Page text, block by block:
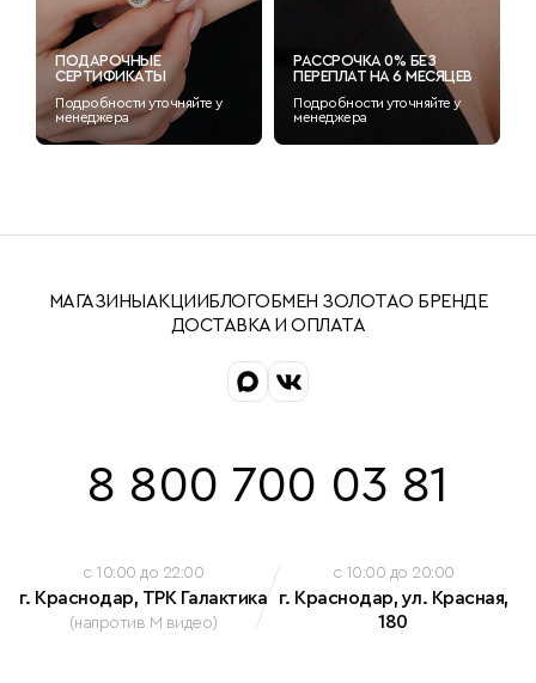
ПОДАРОЧНЫЕ
СЕРТИФИКАТЫ
Подробности уточняйте у
менеджера
РАССРОЧКА 0% БЕЗ
ПЕРЕПЛАТ НА 6 МЕСЯЦЕВ
Подробности уточняйте у
менеджера
МАГАЗИНЫ АКЦИИБЛОГОБМЕН ЗОЛОТАО БРЕНДЕ
ДОСТАВКА И ОПЛАТА
8 800 700 03 81
c 10:00 до 22:00
г. Краснодар, ТРК Галактика
(напротив М видео)
c 10:00 до 20:00
г. Краснодар, ул. Красная,
180